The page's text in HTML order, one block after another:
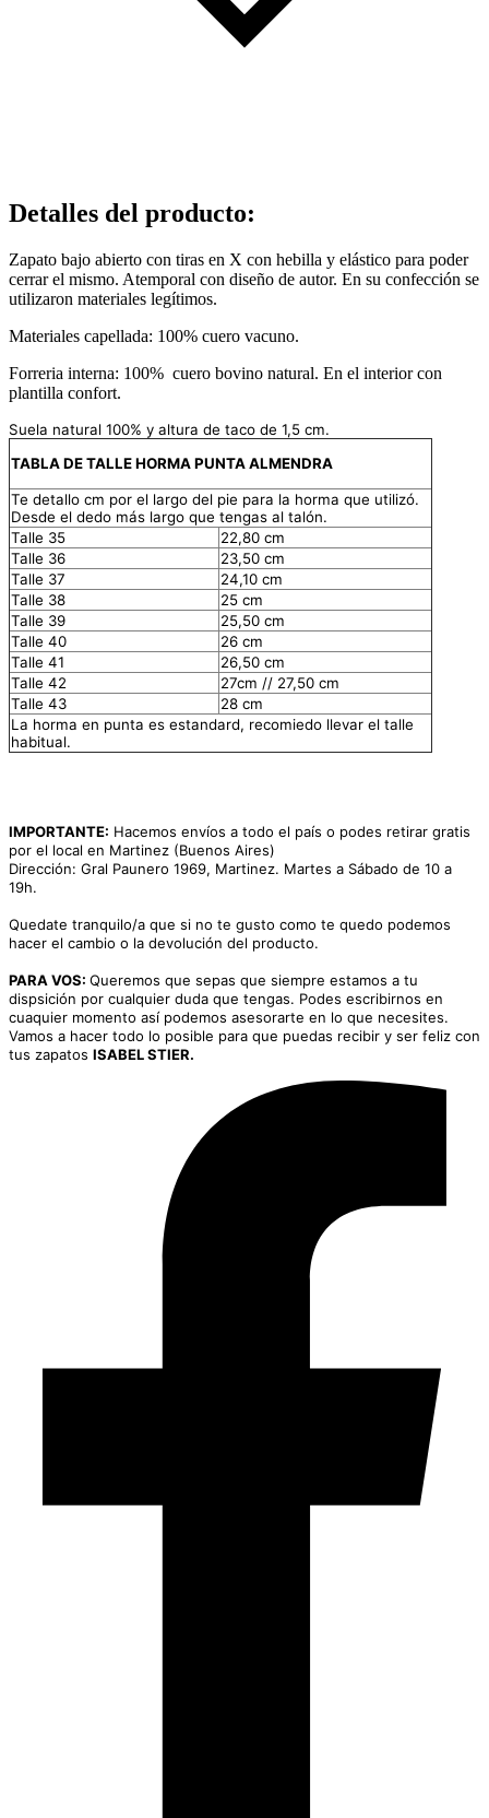
Detalles del producto:
Zapato bajo abierto con tiras en X con hebilla y elástico para poder
cerrar el mismo. Atemporal con diseño de autor. En su confección se
utilizaron materiales legítimos.
Materiales capellada: 100% cuero vacuno.
Forreria interna: 100% cuero bovino natural. En el interior con
plantilla confort.
Suela natural 100% y altura de taco de 1,5 cm.
TABLA DE TALLE HORMA PUNTA ALMENDRA
Te detallo cm por el largo del pie para la horma que utilizó.
Desde el dedo más largo que tengas al talón.
Talle 35
22,80 cm
Talle 36
23,50 cm
Talle 37
24,10 cm
Talle 38
25 cm
Talle 39
25,50 cm
Talle 40
26 cm
Talle 41
26,50 cm
Talle 42
27cm // 27,50 cm
Talle 43
28 cm
La horma en punta es estandard, recomiedo llevar el talle
habitual.
IMPORTANTE: Hacemos envíos a todo el país o podes retirar gratis
por el local en Martinez (Buenos Aires)
Dirección: Gral Paunero 1969, Martinez. Martes a Sábado de 10 a
19h.
Quedate tranquilo/a que si no te gusto como te quedo podemos
hacer el cambio o la devolución del producto.
PARA VOS: Queremos que sepas que siempre estamos a tu
dispsición por cualquier duda que tengas. Podes escribirnos en
cuaquier momento así podemos asesorarte en lo que necesites.
Vamos a hacer todo lo posible para que puedas recibir y ser feliz con
tus zapatos ISABEL STIER.